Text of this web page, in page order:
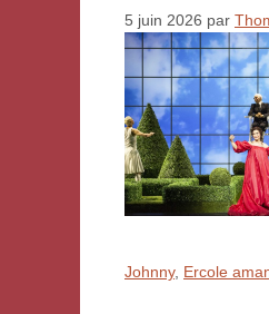
5 juin 2026 par
Johnny, Ercole